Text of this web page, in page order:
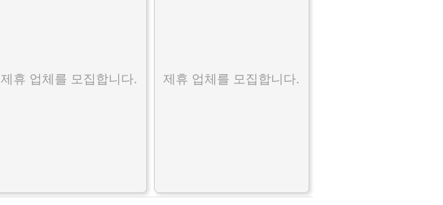
제휴 업체를 모집합니다. 제휴 업체를 모집합니다.